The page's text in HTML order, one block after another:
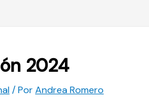
2024
/ PorAndrea Romero